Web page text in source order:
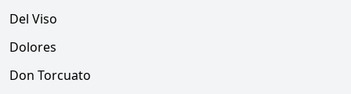
Del Viso
Dolores
Don Torcuato